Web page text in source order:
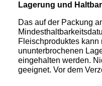
Lagerung und
Das auf der Packung
Fleischproduktes kann
ununterbrochenen
eingehalten werden.
geeignet. Vor dem